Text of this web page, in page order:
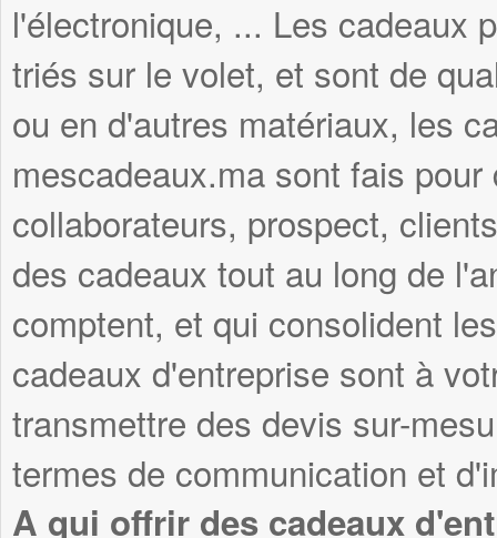
l'électronique, ... Les cadeaux
triés sur le volet, et sont de
ou en d'autres matériaux, les
mescadeaux.ma sont fais
collaborateurs, prospect,
des cadeaux tout au long de
comptent, et qui consolident
cadeaux d'entreprise sont à
transmettre des devis sur-
termes de communication et
A qui offrir des cadeaux